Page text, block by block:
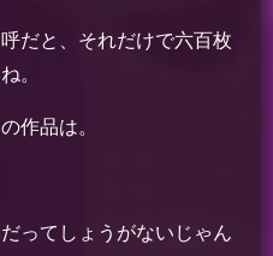
だと、それだけで六百枚
。
作品は。
ってしょうがないじゃん